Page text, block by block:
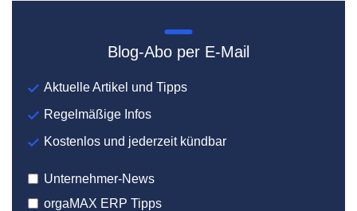
Blog-Abo per E-Mail
Aktuelle Artikel und Tipps
Regelmäßige Infos
Kostenlos und jederzeit kündbar
Unternehmer-News
orgaMAX ERP Tipps